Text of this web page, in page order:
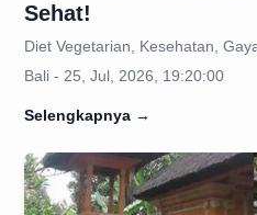
Sehat!
Diet Vegetarian, Kesehatan,
Bali - 25, Jul, 2026, 19:20:00
Selengkapnya →